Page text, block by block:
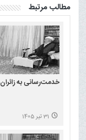
مطالب مرتبط
خدمت‌رسانی به زائران
31 تیر 1405